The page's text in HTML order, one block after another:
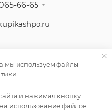
66-65
мы используем файлы
и нажимая кнопку
использование файлов